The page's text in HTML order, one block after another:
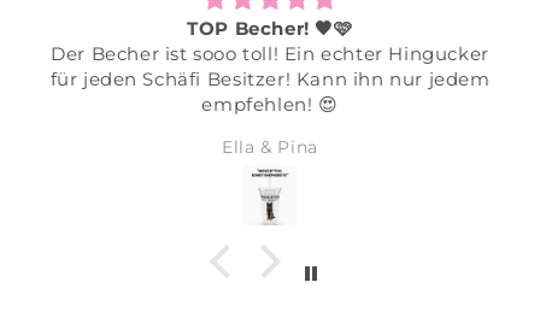
TOP Becher! 🖤🩷
Der Becher ist sooo toll! Ein echter Hingucker
für jeden Schäfi Besitzer! Kann ihn nur jedem
empfehlen! 😍
Ella & Pina